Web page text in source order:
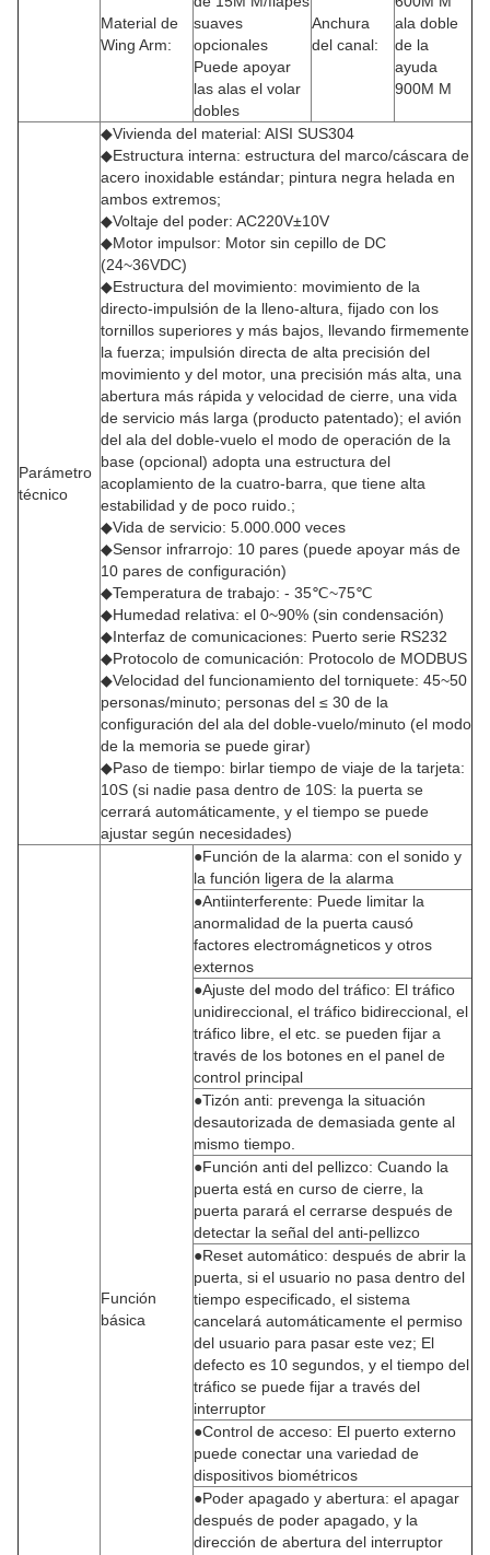
Material de
Wing Arm:
suaves
opcionales
Puede apoyar
las alas el volar
dobles
Anchura
del canal:
ala doble
de la
ayuda
900M M
Parámetro
técnico
◆Vivienda del material: AISI SUS304
◆Estructura interna: estructura del marco/cáscara de
acero inoxidable estándar; pintura negra helada en
ambos extremos;
◆Voltaje del poder: AC220V±10V
◆Motor impulsor: Motor sin cepillo de DC
(24~36VDC)
◆Estructura del movimiento: movimiento de la
directo-impulsión de la lleno-altura, fijado con los
tornillos superiores y más bajos, llevando firmemente
la fuerza; impulsión directa de alta precisión del
movimiento y del motor, una precisión más alta, una
abertura más rápida y velocidad de cierre, una vida
de servicio más larga (producto patentado); el avión
del ala del doble-vuelo el modo de operación de la
base (opcional) adopta una estructura del
acoplamiento de la cuatro-barra, que tiene alta
estabilidad y de poco ruido.;
◆Vida de servicio: 5.000.000 veces
◆Sensor infrarrojo: 10 pares (puede apoyar más de
10 pares de configuración)
◆Temperatura de trabajo: - 35℃~75℃
◆Humedad relativa: el 0~90% (sin condensación)
◆Interfaz de comunicaciones: Puerto serie RS232
◆Protocolo de comunicación: Protocolo de MODBUS
◆Velocidad del funcionamiento del torniquete: 45~50
personas/minuto; personas del ≤ 30 de la
configuración del ala del doble-vuelo/minuto (el modo
de la memoria se puede girar)
◆Paso de tiempo: birlar tiempo de viaje de la tarjeta:
10S (si nadie pasa dentro de 10S: la puerta se
cerrará automáticamente, y el tiempo se puede
ajustar según necesidades)
Función
básica
●Función de la alarma: con el sonido y
la función ligera de la alarma
●Antiinterferente: Puede limitar la
anormalidad de la puerta causó
factores electromágneticos y otros
externos
●Ajuste del modo del tráfico: El tráfico
unidireccional, el tráfico bidireccional, el
tráfico libre, el etc. se pueden fijar a
través de los botones en el panel de
control principal
●Tizón anti: prevenga la situación
desautorizada de demasiada gente al
mismo tiempo.
●Función anti del pellizco: Cuando la
puerta está en curso de cierre, la
puerta parará el cerrarse después de
detectar la señal del anti-pellizco
●Reset automático: después de abrir la
puerta, si el usuario no pasa dentro del
tiempo especificado, el sistema
cancelará automáticamente el permiso
del usuario para pasar este vez; El
defecto es 10 segundos, y el tiempo del
tráfico se puede fijar a través del
interruptor
●Control de acceso: El puerto externo
puede conectar una variedad de
dispositivos biométricos
●Poder apagado y abertura: el apagar
después de poder apagado, y la
dirección de abertura del interruptor